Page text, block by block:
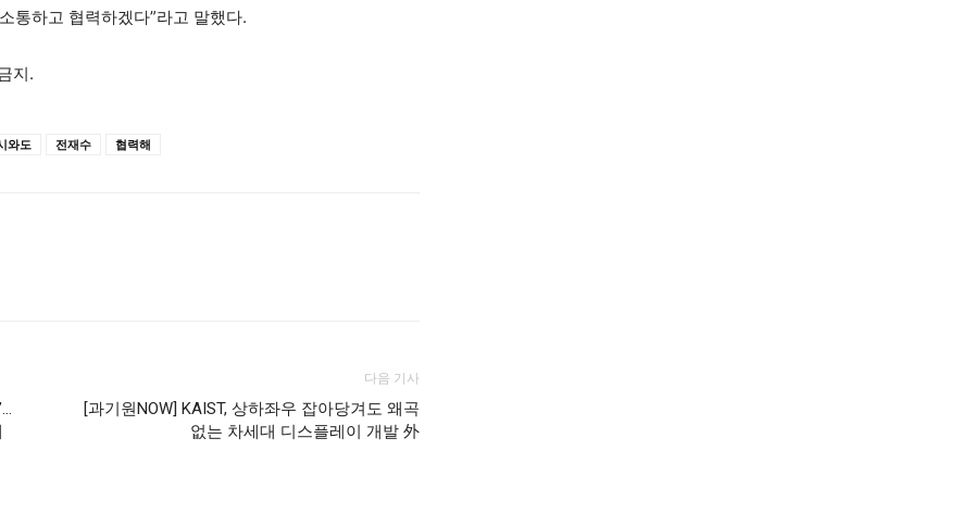
통하고 협력하겠다”라고 말했다.
지.
와도 전재수 협력해
다음 기사
[과기원NOW] KAIST, 상하좌우 잡아당겨도 왜곡
없는 차세대 디스플레이 개발 外